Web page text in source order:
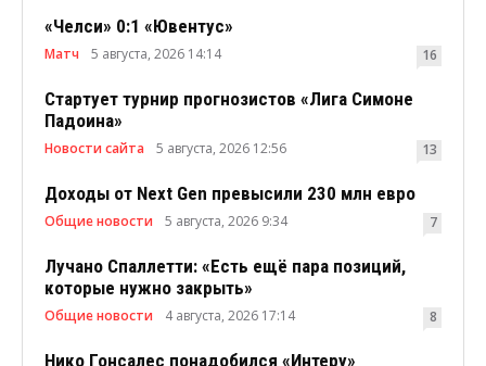
«Челси» 0:1 «Ювентус»
Матч 5 августа, 2026 14:14 16
Стартует турнир прогнозистов «Лига Симоне
Падоина»
Новости сайта 5 августа, 2026 12:56 13
Доходы от Next Gen превысили 230 млн евро
Общие новости 5 августа, 2026 9:34 7
Лучано Спаллетти: «Есть ещё пара позиций,
которые нужно закрыть»
Общие новости 4 августа, 2026 17:14 8
Нико Гонсалес понадобился «Интеру»